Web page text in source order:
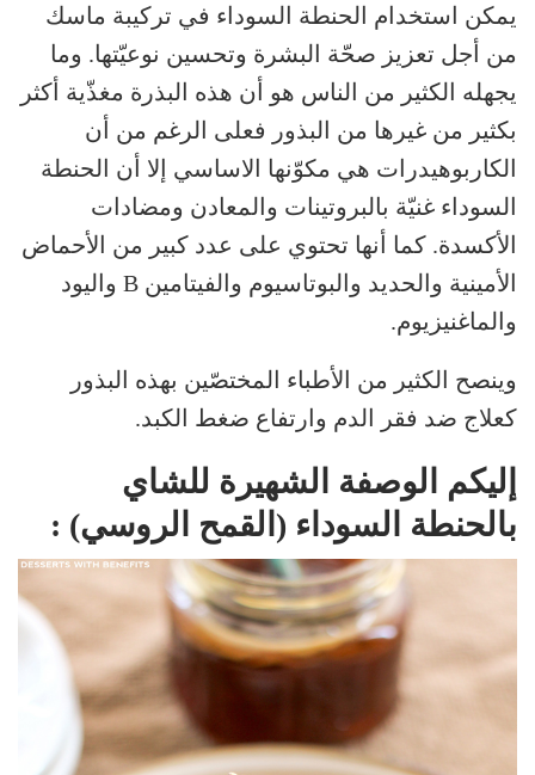
يمكن استخدام الحنطة السوداء في تركيبة ماسك
من أجل تعزيز صحّة البشرة وتحسين نوعيّتها. وما
يجهله الكثير من الناس هو أن هذه البذرة مغذّية أكثر
بكثير من غيرها من البذور فعلى الرغم من أن
الكاربوهيدرات هي مكوّنها الاساسي إلا أن الحنطة
السوداء غنيّة بالبروتينات والمعادن ومضادات
الأكسدة. كما أنها تحتوي على عدد كبير من الأحماض
الأمينية والحديد والبوتاسيوم والفيتامين B واليود
والماغنيزيوم.
وينصح الكثير من الأطباء المختصّين بهذه البذور
كعلاج ضد فقر الدم وارتفاع ضغط الكبد.
إليكم الوصفة الشهيرة للشاي
بالحنطة السوداء (القمح الروسي) :